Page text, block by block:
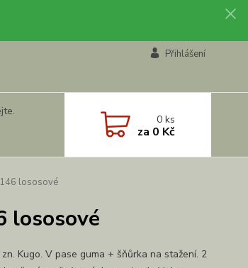
Přihlášení
0ks
za 0 Kč
lososové
lososové
Kugo. V pase guma + šňůrka na stažení. 2